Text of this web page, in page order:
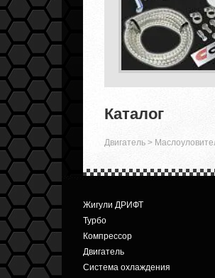
Каталог
Двигатель >
Жигули ДРИФТ
Турбо
Компрессор
Двигатель
Система охлаждения